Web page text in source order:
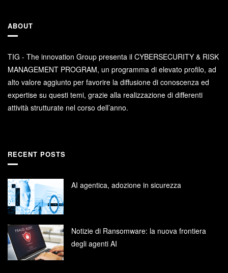
ABOUT
TIG - The innovation Group presenta il CYBERSECURITY & RISK
MANAGEMENT PROGRAM, un programma di elevato profilo, ad
alto valore aggiunto per favorire la diffusione di conoscenza ed
expertise su questi temi, grazie alla realizzazione di differenti
attività strutturate nel corso dell’anno.
RECENT POSTS
AI agentica, adozione in sicurezza
Notizie di Ransomware: la nuova frontiera
degli agenti AI